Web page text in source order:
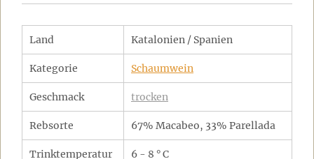
Land Katalonien / Spanien
Kategorie Schaumwein
Geschmack trocken
Rebsorte 67% Macabeo, 33% Parellada
Trinktemperatur 6 - 8 ° C